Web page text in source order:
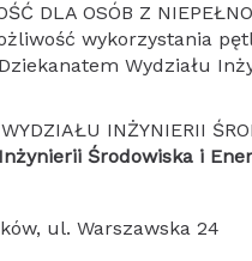
DLA OSÓB Z
wykorzystania
Wydziału
INŻYNIERII
Środowiska i
ul. Warszawska 24